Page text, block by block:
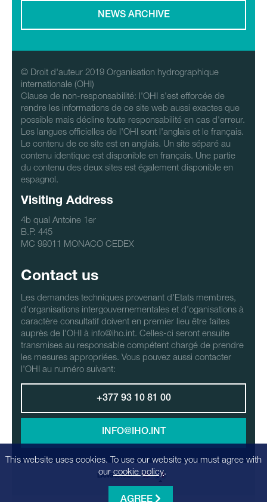
NEWS ARCHIVE
© Droit d'auteur 2019 Organisation hydrographique
internationale (OHI)
Clause de non-responsabilité: l'OHI s'est efforcée de
rendre les informations de ce site web aussi exactes que
possible mais décline toute responsabilité en cas d'erreur.
Les langues officielles de l'OHI sont l'anglais et le français.
Le contenu de ce site est en anglais. Un site séparé au
contenu identique est disponible en français. Une partie
du contenu des deux sites est également disponible en
espagnol.
Visiting Address
4b qual Antoine 1er
B.P. 445
MC 98011 MONACO CEDEX
Contact us
Les demandes techniques provenant d'Etats membres,
d'organisations intergouvernementales et d'oganisations à
caractère consultatif doivent en premier lieu être faites
auprès de l'OHI à info@iho.int. Celles-ci seront ensuite
transmises au responsable compétent chargé de prendre
les mesures appropriées. Vous pouvez aussi contacter
l'OHI au numéro suivant:
+377 93 10 81 00
INFO@IHO.INT
LANGUAGE:
This website uses cookies. To use our website you must agree with
our cookie policy.